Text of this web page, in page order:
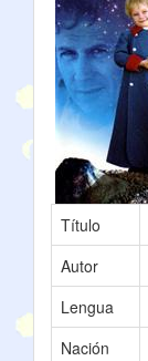
Título
Autor
Lengua
Nación